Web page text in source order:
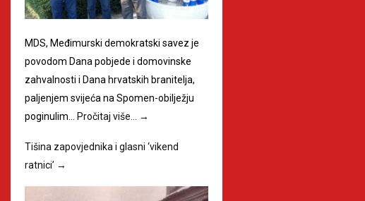
MDS, Međimurski demokratski savez je
povodom Dana pobjede i domovinske
zahvalnosti i Dana hrvatskih branitelja,
paljenjem svijeća na Spomen-obilježju
poginulim…
Pročitaj više… →
Tišina zapovjednika i glasni ‘vikend
ratnici’ →